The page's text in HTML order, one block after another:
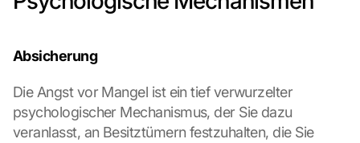
Absicherung
Die Angst vor Mangel ist ein tief verwurzelter
psychologischer Mechanismus, der Sie dazu
veranlasst, an Besitztümern festzuhalten, die Sie